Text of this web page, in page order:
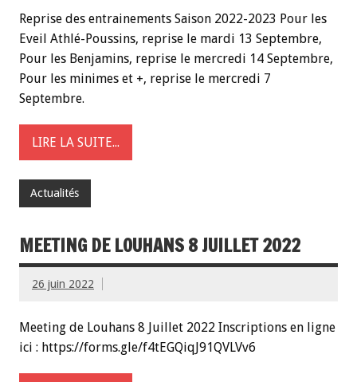
Reprise des entrainements Saison 2022-2023 Pour les
Eveil Athlé-Poussins, reprise le mardi 13 Septembre,
Pour les Benjamins, reprise le mercredi 14 Septembre,
Pour les minimes et +, reprise le mercredi 7
Septembre.
LIRE LA SUITE...
Actualités
MEETING DE LOUHANS 8 JUILLET 2022
26 juin 2022
Meeting de Louhans 8 Juillet 2022 Inscriptions en ligne
ici : https://forms.gle/f4tEGQiqJ91QVLVv6